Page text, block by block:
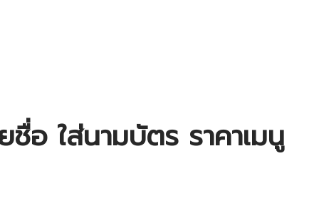
อ ใส่นามบัตร ราคาเมนู